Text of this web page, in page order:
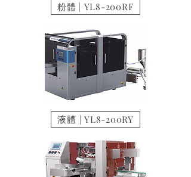
粉體 | YL8-200RF
液體 | YL8-200RY